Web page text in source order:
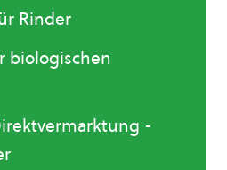
Rinder
biologischen
-